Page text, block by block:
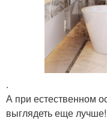
.
А при естественном
выглядеть еще лучше!